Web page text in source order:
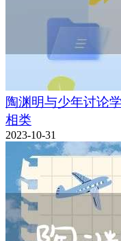
陶渊明与少年讨论
相类
2023-10-31